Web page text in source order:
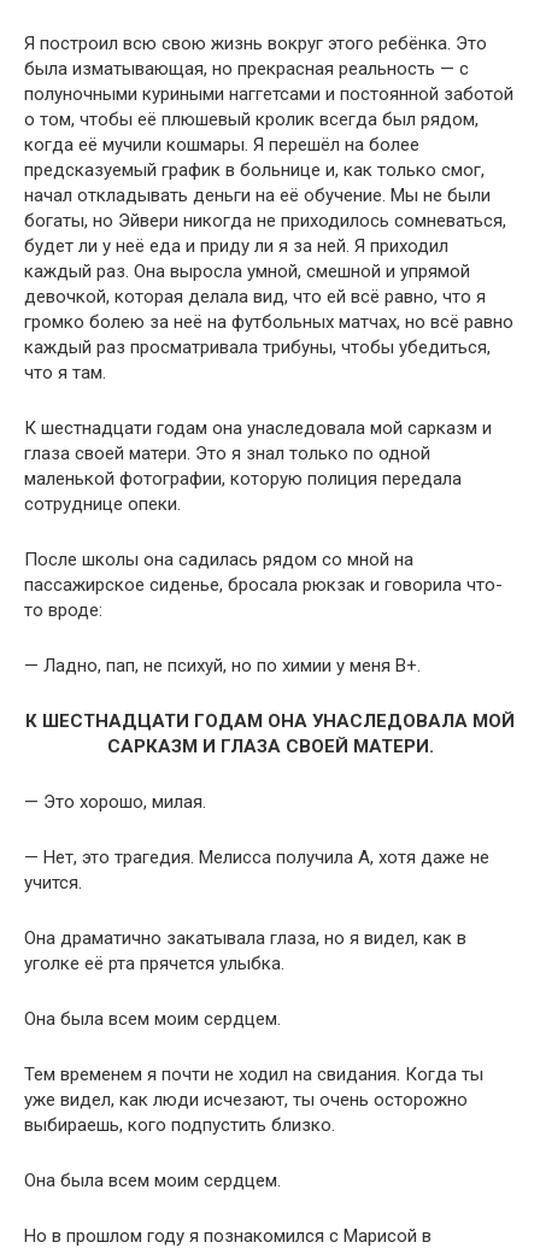
Я построил всю свою жизнь вокруг этого ребёнка. Это
была изматывающая, но прекрасная реальность — с
полуночными куриными наггетсами и постоянной заботой
о том, чтобы её плюшевый кролик всегда был рядом,
когда её мучили кошмары. Я перешёл на более
предсказуемый график в больнице и, как только смог,
начал откладывать деньги на её обучение. Мы не были
богаты, но Эйвери никогда не приходилось сомневаться,
будет ли у неё еда и приду ли я за ней. Я приходил
каждый раз. Она выросла умной, смешной и упрямой
девочкой, которая делала вид, что ей всё равно, что я
громко болею за неё на футбольных матчах, но всё равно
каждый раз просматривала трибуны, чтобы убедиться,
что я там.
К шестнадцати годам она унаследовала мой сарказм и
глаза своей матери. Это я знал только по одной
маленькой фотографии, которую полиция передала
сотруднице опеки.
После школы она садилась рядом со мной на
пассажирское сиденье, бросала рюкзак и говорила что-
то вроде:
— Ладно, пап, не психуй, но по химии у меня B+.
К ШЕСТНАДЦАТИ ГОДАМ ОНА УНАСЛЕДОВАЛА МОЙ
САРКАЗМ И ГЛАЗА СВОЕЙ МАТЕРИ.
— Это хорошо, милая.
— Нет, это трагедия. Мелисса получила A, хотя даже не
учится.
Она драматично закатывала глаза, но я видел, как в
уголке её рта прячется улыбка.
Она была всем моим сердцем.
Тем временем я почти не ходил на свидания. Когда ты
уже видел, как люди исчезают, ты очень осторожно
выбираешь, кого подпустить близко.
Она была всем моим сердцем.
Но в прошлом году я познакомился с Марисой в